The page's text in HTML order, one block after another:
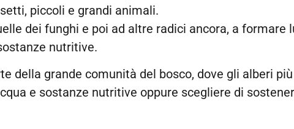
piccoli e grandi animali.
dei funghi e poi ad altre radici ancora, a
nutritive.
della grande comunità del bosco, dove gli alberi
e sostanze nutritive oppure scegliere di